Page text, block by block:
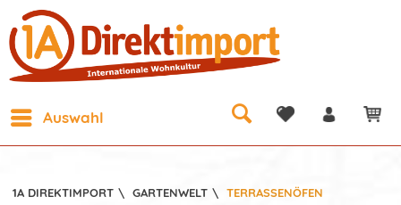
Auswahl
1A DIREKTIMPORT \ GARTENWELT \ TERRASSENÖFEN